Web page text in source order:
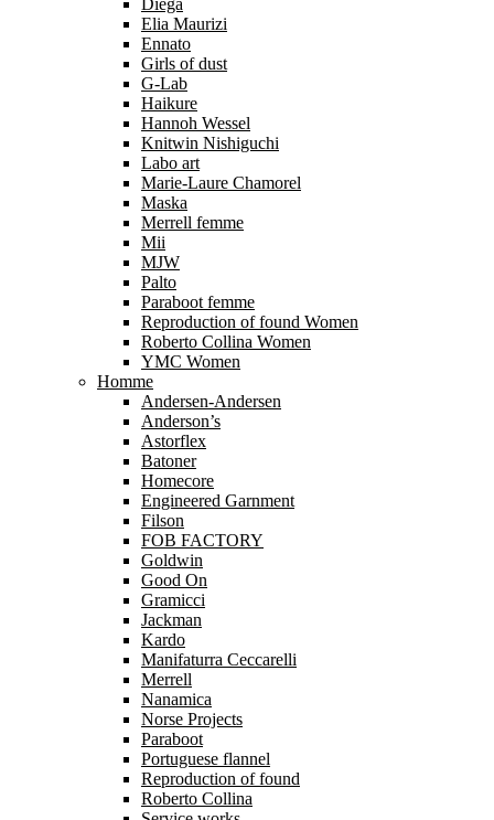
Diega
Elia Maurizi
Ennato
Girls of dust
G-Lab
Haikure
Hannoh Wessel
Knitwin Nishiguchi
Labo art
Marie-Laure Chamorel
Maska
Merrell femme
Mii
MJW
Palto
Paraboot femme
Reproduction of found Women
Roberto Collina Women
YMC Women
Homme
Andersen-Andersen
Anderson’s
Astorflex
Batoner
Homecore
Engineered Garnment
Filson
FOB FACTORY
Goldwin
Good On
Gramicci
Jackman
Kardo
Manifaturra Ceccarelli
Merrell
Nanamica
Norse Projects
Paraboot
Portuguese flannel
Reproduction of found
Roberto Collina